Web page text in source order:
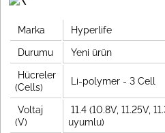
Marka Hyperlife
Durumu Yeni ürün
Hücreler
(Cells)
Li-polymer - 3 Cell
Voltaj
(V)
11.4 (10.8V, 11.25V,
uyumlu)